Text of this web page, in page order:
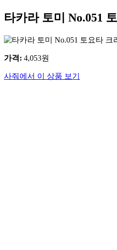
타카라 토미 No.051
가격: 4,053원
사줘에서 이 상품 보기